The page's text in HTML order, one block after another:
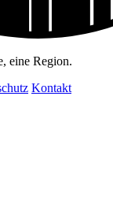
eine Region.
Kontakt